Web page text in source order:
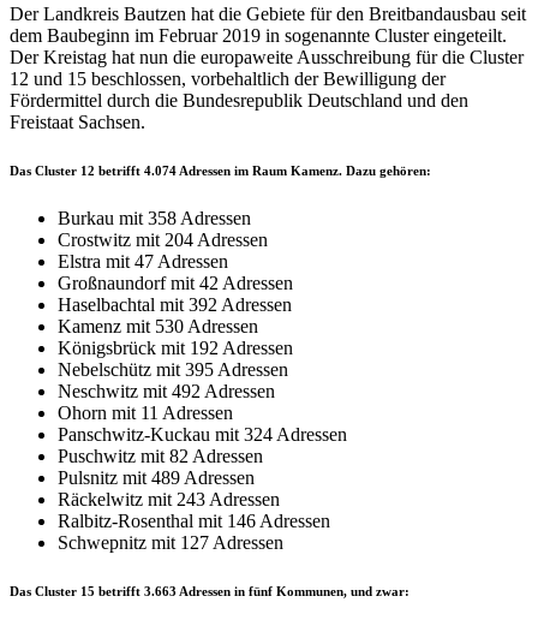
Der Landkreis Bautzen hat die Gebiete für den Breitbandausbau seit
dem Baubeginn im Februar 2019 in sogenannte Cluster eingeteilt.
Der Kreistag hat nun die europaweite Ausschreibung für die Cluster
12 und 15 beschlossen, vorbehaltlich der Bewilligung der
Fördermittel durch die Bundesrepublik Deutschland und den
Freistaat Sachsen.
Das Cluster 12 betrifft 4.074 Adressen im Raum Kamenz. Dazu gehören:
Burkau mit 358 Adressen
Crostwitz mit 204 Adressen
Elstra mit 47 Adressen
Großnaundorf mit 42 Adressen
Haselbachtal mit 392 Adressen
Kamenz mit 530 Adressen
Königsbrück mit 192 Adressen
Nebelschütz mit 395 Adressen
Neschwitz mit 492 Adressen
Ohorn mit 11 Adressen
Panschwitz-Kuckau mit 324 Adressen
Puschwitz mit 82 Adressen
Pulsnitz mit 489 Adressen
Räckelwitz mit 243 Adressen
Ralbitz-Rosenthal mit 146 Adressen
Schwepnitz mit 127 Adressen
Das Cluster 15 betrifft 3.663 Adressen in fünf Kommunen, und zwar: